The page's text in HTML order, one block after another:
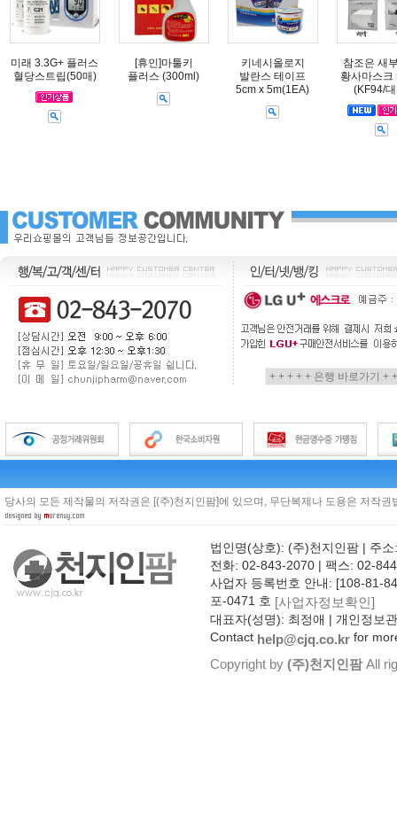
미래 3.3G+ 플러스
혈당스트립(50매)
[휴인]마툴키
플러스 (300ml)
키네시올로지
발란스 테이프
5cm x 5m(1EA)
참조은 새
황사마스크
(KF94/
당사의 모든 제작물의 저작권은 [(주)천지인팜]에 있으며, 무단복제나 도용은 저작
법인명(상호): (주)천지인팜 | 주
전화: 02-843-2070 | 팩스: 02-
사업자 등록번호 안내: [108-81-
포-0471 호 [사업자정보확인]
대표자(성명): 최정애 | 개인정보
Contact help@cjq.co.kr for
Copyright by (주)천지인팜All